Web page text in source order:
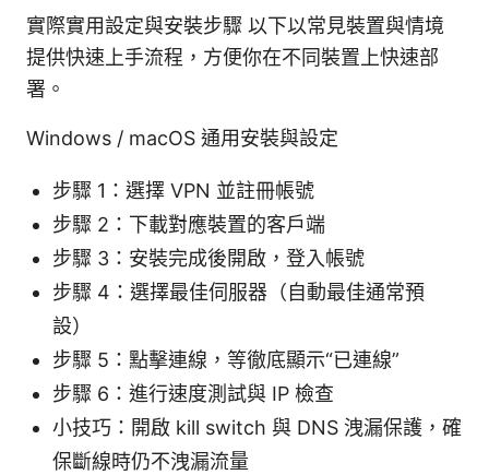
實際實用設定與安裝步驟 以下以常見裝置與情境
提供快速上手流程，方便你在不同裝置上快速部
署。
Windows / macOS 通用安裝與設定
步驟 1：選擇 VPN 並註冊帳號
步驟 2：下載對應裝置的客戶端
步驟 3：安裝完成後開啟，登入帳號
步驟 4：選擇最佳伺服器（自動最佳通常預
設）
步驟 5：點擊連線，等徹底顯示“已連線”
步驟 6：進行速度測試與 IP 檢查
小技巧：開啟 kill switch 與 DNS 洩漏保護，確
保斷線時仍不洩漏流量